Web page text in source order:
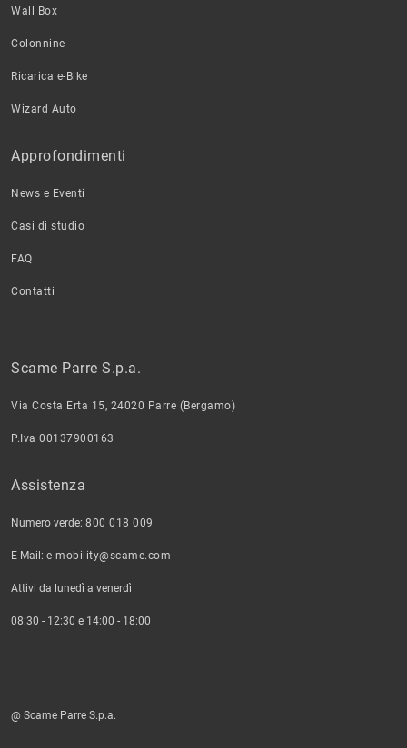
Scame Parre S.p.a.
Via Costa Erta 15, 24020 Parre (Bergamo)
P.Iva 00137900163
Assistenza
Numero verde: 800 018 009
E-Mail: e-mobility@scame.com
Attivi da lunedì a venerdì
08:30 - 12:30 e 14:00 - 18:00
Wall Box
Colonnine
Ricarica e-Bike
Wizard Auto
Approfondimenti
News e Eventi
Casi di studio
FAQ
Contatti
@ Scame Parre S.p.a.